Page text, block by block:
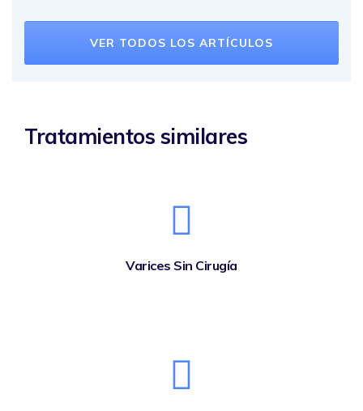
VER TODOS LOS ARTÍCULOS
Tratamientos similares
Varices Sin Cirugía